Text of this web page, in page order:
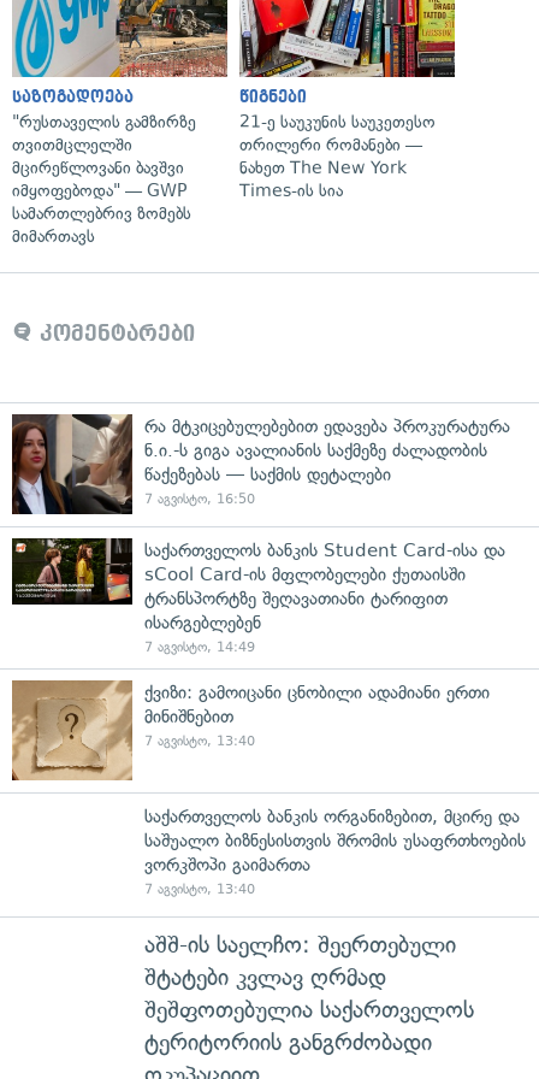
საზოგადოება
"რუსთაველის გამზირზე
თვითმცლელში
მცირეწლოვანი ბავშვი
იმყოფებოდა" — GWP
სამართლებრივ ზომებს
მიმართავს
წიგნები
21-ე საუკუნის საუკეთესო
თრილერი რომანები —
ნახეთ The New York
Times-ის სია
კომენტარები
რა მტკიცებულებებით ედავება პროკურატურა
ნ.ი.-ს გიგა ავალიანის საქმეზე ძალადობის
წაქეზებას — საქმის დეტალები
7 აგვისტო, 16:50
საქართველოს ბანკის Student Card-ისა და
sCool Card-ის მფლობელები ქუთაისში
ტრანსპორტზე შეღავათიანი ტარიფით
ისარგებლებენ
7 აგვისტო, 14:49
ქვიზი: გამოიცანი ცნობილი ადამიანი ერთი
მინიშნებით
7 აგვისტო, 13:40
საქართველოს ბანკის ორგანიზებით, მცირე და
საშუალო ბიზნესისთვის შრომის უსაფრთხოების
ვორკშოპი გაიმართა
7 აგვისტო, 13:40
აშშ-ის საელჩო: შეერთებული
შტატები კვლავ ღრმად
შეშფოთებულია საქართველოს
ტერიტორიის განგრძობადი